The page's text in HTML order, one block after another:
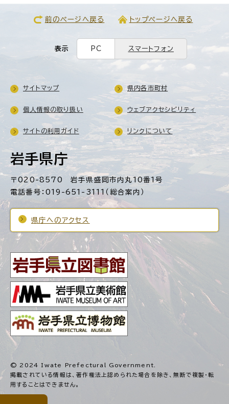
前のページへ戻る トップページへ戻る
表示 PC スマートフォン
岩手県庁
〒020-8570 岩手県盛岡市内丸10番1号
電話番号：019-651-3111（総合案内）
県庁へのアクセス
サイトマップ 県内各市町村
個人情報の取り扱い ウェブアクセシビリティ
サイトの利用ガイド リンクについて
© 2024 Iwate Prefectural Government.
掲載されている情報は、著作権法上認められた場合を除き、無断で複製・転
用することはできません。